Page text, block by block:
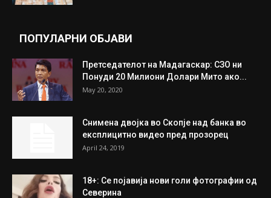
ПОПУЛАРНИ ОБЈАВИ
Претседателот на Мадагаскар: СЗО ни
Понуди 20 Милиони Долари Мито ако...
May 20, 2020
Снимена двојка во Скопје над банка во
експлицитно видео пред прозорец
April 24, 2019
18+: Се појавија нови голи фотографии од
Северина